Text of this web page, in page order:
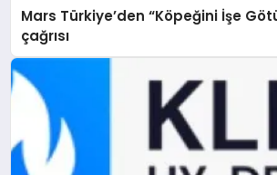
Mars Türkiye’den “Köpeğini İşe
çağrısı